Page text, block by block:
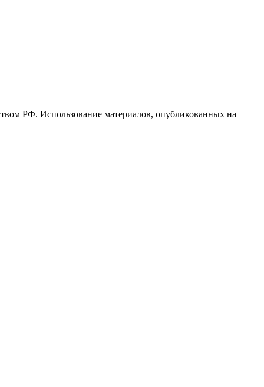
РФ. Использование материалов, опубликованных на